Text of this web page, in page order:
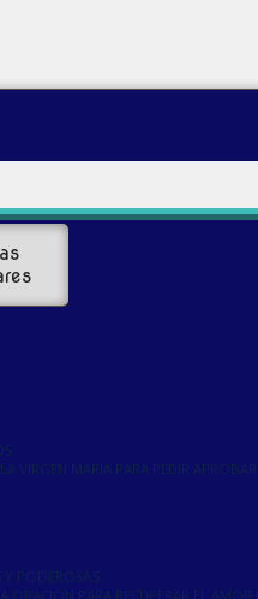
VIRGEN MARIA PARA PEDIR APROBAR
PODEROSAS
ORACION PARA RECUPERAR EL